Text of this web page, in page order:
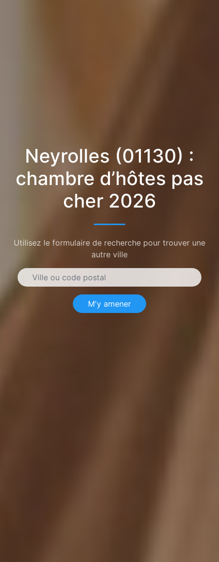
Neyrolles (01130) :
chambre d’hôtes pas
cher 2026
Utilisez le formulaire de recherche pour trouver une
autre ville
M'y amener